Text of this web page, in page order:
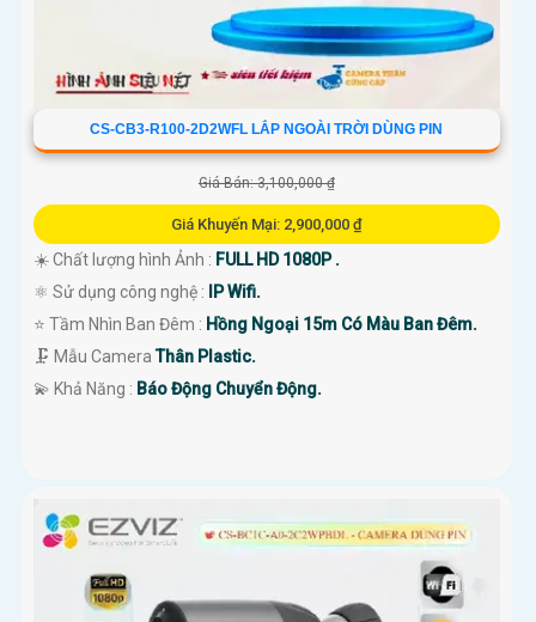
CS-CB3-R100-2D2WFL LẮP NGOÀI TRỜI DÙNG PIN
Giá Bán: 3,100,000 ₫
Giá Khuyến Mại: 2,900,000 ₫
☀️ Chất lượng hình Ảnh : FULL HD 1080P .
⚛️ Sử dụng công nghệ :
IP Wifi.
⭐ Tầm Nhìn Ban Đêm : Hồng Ngoại 15m Có Màu Ban Đêm.
🗜️ Mẫu CameraThân Plastic.
️💫 Khả Năng : Báo Động Chuyển Động.